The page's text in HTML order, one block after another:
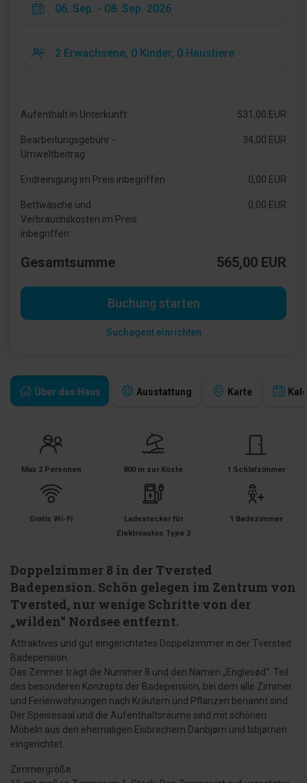
Über das Haus Ausstattung Karte
Max 2 Personen 800 m zur Küste 1 Schlafzimmer
Gratis Wi-Fi
Ladestecker für
Elektroautos Type 2
1 Badezimmer
Doppelzimmer 8 in der Tversted
Badepension. Schön gelegen im Zentrum von
Tversted, nur wenige Schritte von der
„wilden“ Nordsee entfernt.
Attraktives und gut eingerichtetes Doppelzimmer in der Tversted
Badepension.
Das Zimmer trägt die Nummer 8 und den Namen „Englesød“. Teil
des besonderen Konzepts der Badepension, bei dem alle Zimmer
und Ferienwohnungen nach Kräutern und Pflanzen benannt sind.
Der Speisesaal und die Aufenthaltsräume sind mit schönen
Möbeln aus den ehemaligen Eisbrechern Danbjørn und Isbjørnen
eingerichtet.
Zimmergröße:
Aufenthalt in Unterkunft 531,00 EUR
Bearbeitungsgebühr -
Umweltbeitrag
34,00 EUR
Endreinigung im Preis inbegriffen 0,00 EUR
Bettwäsche und
Verbrauchskosten im Preis
inbegriffen
0,00 EUR
Gesamtsumme 565,00 EUR
Buchung starten
Suchagent einrichten